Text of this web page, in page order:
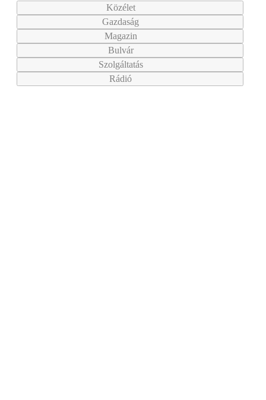
Közélet
Gazdaság
Magazin
Bulvár
Szolgáltatás
Rádió